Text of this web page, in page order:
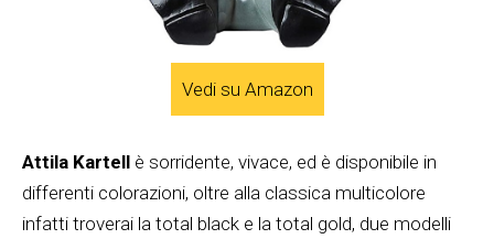
Vedi su Amazon
Attila Kartell è sorridente, vivace, ed è disponibile in
differenti colorazioni, oltre alla classica multicolore
infatti troverai la total black e la total gold, due modelli